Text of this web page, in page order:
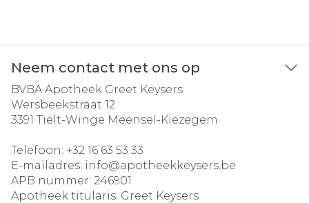
Neem contact met ons op
BVBA Apotheek Greet Keysers
Wersbeekstraat 12
3391 Tielt-Winge Meensel-Kiezegem
Telefoon: +32 16 63 53 33
E-mailadres: info@apotheekkeysers.be
APB nummer: 246901
Apotheek titularis: Greet Keysers